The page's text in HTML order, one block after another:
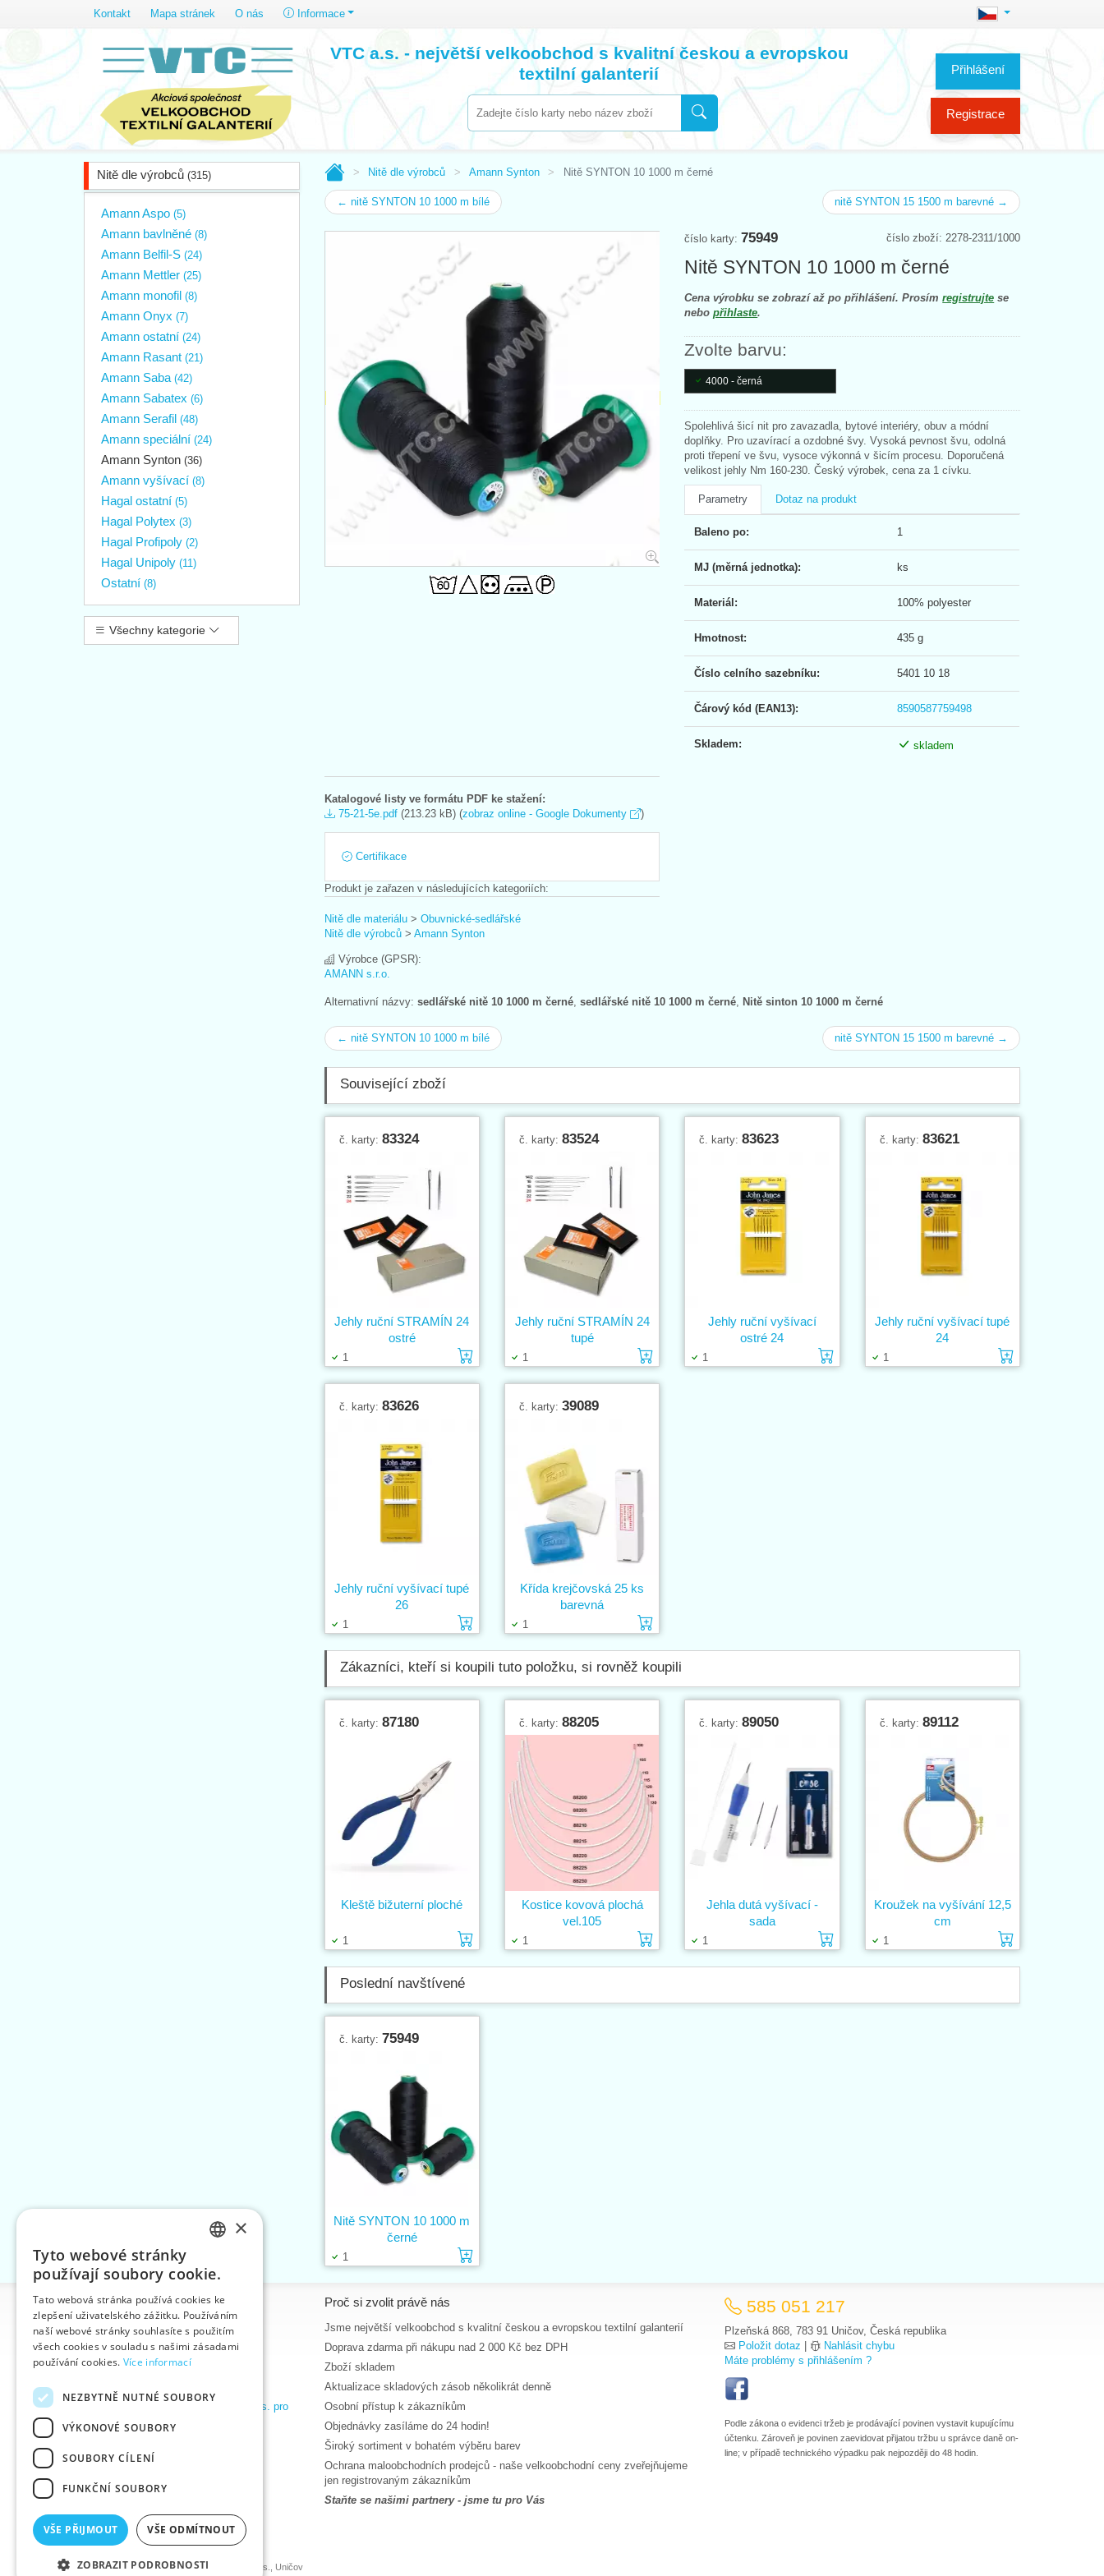
Kontakt Mapa stránek O nás Informace
Přihlášení
Registrace
VTC a.s. - největší velkoobchod s kvalitní českou a evropskou
textilní galanterií
Nitě dle výrobců (315)
Amann Aspo (5)
Amann bavlněné (8)
Amann Belfil-S (24)
Amann Mettler (25)
Amann monofil (8)
Amann Onyx (7)
Amann ostatní (24)
Amann Rasant (21)
Amann Saba (42)
Amann Sabatex (6)
Amann Serafil (48)
Amann speciální (24)
Amann Synton (36)
Amann vyšívací (8)
Hagal ostatní (5)
Hagal Polytex (3)
Hagal Profipoly (2)
Hagal Unipoly (11)
Ostatní (8)
Všechny kategorie
Nitě dle výrobců Amann Synton Nitě SYNTON 10 1000 m černé
← nitě SYNTON 10 1000 m bílé nitě SYNTON 15 1500 m barevné →
číslo zboží: 2278-2311/1000
číslo karty: 75949
Nitě SYNTON 10 1000 m černé
Cena výrobku se zobrazí až po přihlášení. Prosímregistrujte se
nebopřihlaste.
Zvolte barvu:
4000 - černá
Spolehlivá šicí nit pro zavazadla, bytové interiéry, obuv a módní
doplňky. Pro uzavírací a ozdobné švy. Vysoká pevnost švu, odolná
proti třepení ve švu, vysoce výkonná v šicím procesu. Doporučená
velikost jehly Nm 160-230. Český výrobek, cena za 1 cívku.
Parametry Dotaz na produkt
Baleno po: 1
MJ (měrná jednotka): ks
Materiál: 100% polyester
Hmotnost: 435 g
Číslo celního sazebníku: 5401 10 18
Čárový kód (EAN13): 8590587759498
Skladem: skladem
Katalogové listy ve formátu PDF ke stažení:
75-21-5e.pdf(213.23 kB) (zobraz online - Google Dokumenty )
Certifikace
Produkt je zařazen v následujících kategoriích:
Nitě dle materiálu> Obuvnické-sedlářské
Nitě dle výrobců> Amann Synton
Výrobce (GPSR):
AMANN s.r.o.
Alternativní názvy: sedlářské nitě 10 1000 m černé, sedlářské nitě 10 1000 m černé, Nitě sinton 10 1000 m černé
← nitě SYNTON 10 1000 m bílé nitě SYNTON 15 1500 m barevné →
Související zboží
č. karty: 83324
1 Vložit do košíku
Jehly ruční STRAMÍN 24
ostré
č. karty:83524
1 Vložit do košíku
Jehly ruční STRAMÍN 24
tupé
č. karty:83623
1 Vložit do košíku
Jehly ruční vyšívací
ostré 24
č. karty: 83621
1
Jehly ruční vyšívací tupé
24
č. karty: 83626
1 Vložit do košíku
Jehly ruční vyšívací tupé
26
č. karty:39089
1
Křída krejčovská 25 ks
barevná
Zákazníci, kteří si koupili tuto položku, si rovněž koupili
č. karty: 87180
1 Vložit do košíku
Kleště bižuterní ploché
č. karty:88205
1 Vložit do košíku
Kostice kovová plochá
vel.105
č. karty:89050
1 Vložit do košíku
Jehla dutá vyšívací -
sada
č. karty:89112
1
Kroužek na vyšívání 12,5
cm
Poslední navštívené
č. karty: 75949
1 Vložit do košíku
Nitě SYNTON 10 1000 m
černé
Informace
Úvodní strana
Kontakt
Mapa stránek
Obchodní podmínky e-shopu VTC, a.s. pro
zákazníky z České republiky
Nápověda
Ke stažení
Aktuality
Produktová videa, video návody
©2026 Velkoobchod textilní galanterie VTC a.s., Uničov
Proč si zvolit právě nás
Jsme největší velkoobchod s kvalitní českou a evropskou textilní galanterií
Doprava zdarma při nákupu nad 2 000 Kč bez DPH
Zboží skladem
Aktualizace skladových zásob několikrát denně
Osobní přístup k zákazníkům
Objednávky zasíláme do 24 hodin!
Široký sortiment v bohatém výběru barev
Ochrana maloobchodních prodejců - naše velkoobchodní ceny zveřejňujeme
jen registrovaným zákazníkům
Staňte se našimi partnery - jsme tu pro Vás
585 051 217
Plzeňská 868, 783 91 Uničov, Česká republika
Položit dotaz
Nahlásit chybu
Máte problémy s přihlášením ?
Podle zákona o evidenci tržeb je prodávající povinen vystavit kupujícímu
účtenku. Zároveň je povinen zaevidovat přijatou tržbu u správce daně on-
line; v případě technického výpadku pak nejpozději do 48 hodin.
ENGLISH
GERMAN
×
Tyto webové stránky
používají soubory cookie.
Tato webová stránka používá cookies ke
zlepšení uživatelského zážitku. Používáním
naší webové stránky souhlasíte s použitím
všech cookies v souladu s našimi zásadami
používání cookies. Více informací
NEZBYTNĚ NUTNÉ SOUBORY
VÝKONOVÉ SOUBORY
SOUBORY CÍLENÍ
FUNKČNÍ SOUBORY
VŠE PŘIJMOUT VŠE ODMÍTNOUT
ZOBRAZIT PODROBNOSTI